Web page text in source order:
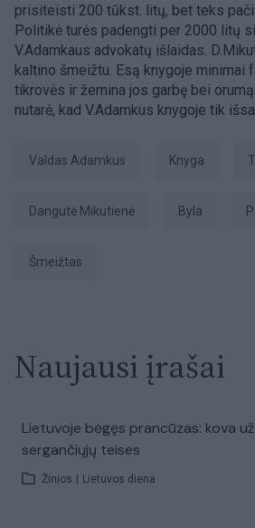
prisiteisti 200 tūkst. litų, bet teks
Politikė turės padengti per 2000 litų
V.Adamkaus advokatų išlaidas.
kaltino šmeižtu. Esą knygoje minimai
tikrovės ir žemina jos garbę bei
nutarė, kad V.Adamkus knygoje tik
Valdas Adamkus Knyga
Dangutė Mikutienė Byla
šmeižtas
Naujausi įrašai
Lietuvoje bėgęs prancūzas: kova
sergančiųjų teises
Žinios Lietuvos diena